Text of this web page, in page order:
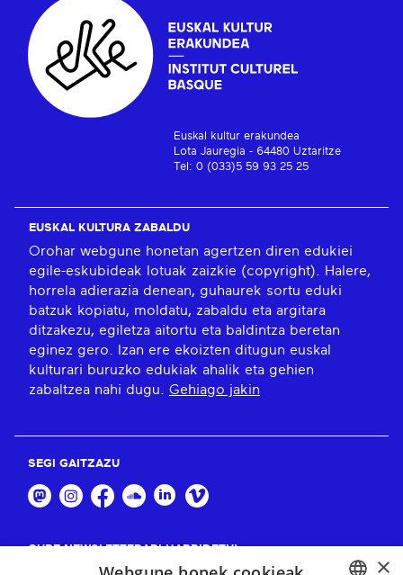
Euskal kultur erakundea
Lota Jauregia - 64480 Uztaritze
Tel: 0 (033)5 59 93 25 25
EUSKAL KULTURA ZABALDU
Orohar webgune honetan agertzen diren edukiei
egile-eskubideak lotuak zaizkie (copyright). Halere,
horrela adierazia denean, guhaurek sortu eduki
batzuk kopiatu, moldatu, zabaldu eta argitara
ditzakezu, egiletza aitortu eta baldintza beretan
eginez gero. Izan ere ekoizten ditugun euskal
kulturari buruzko edukiak ahalik eta gehien
zabaltzea nahi dugu. Gehiago jakin
SEGI GAITZAZU
GURE NEWSLETTERARI HARPIDETU!
×